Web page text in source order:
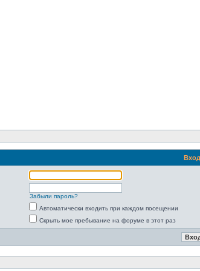
Вход
Забыли пароль?
Автоматически входить при каждом посещении
Скрыть мое пребывание на форуме в этот раз